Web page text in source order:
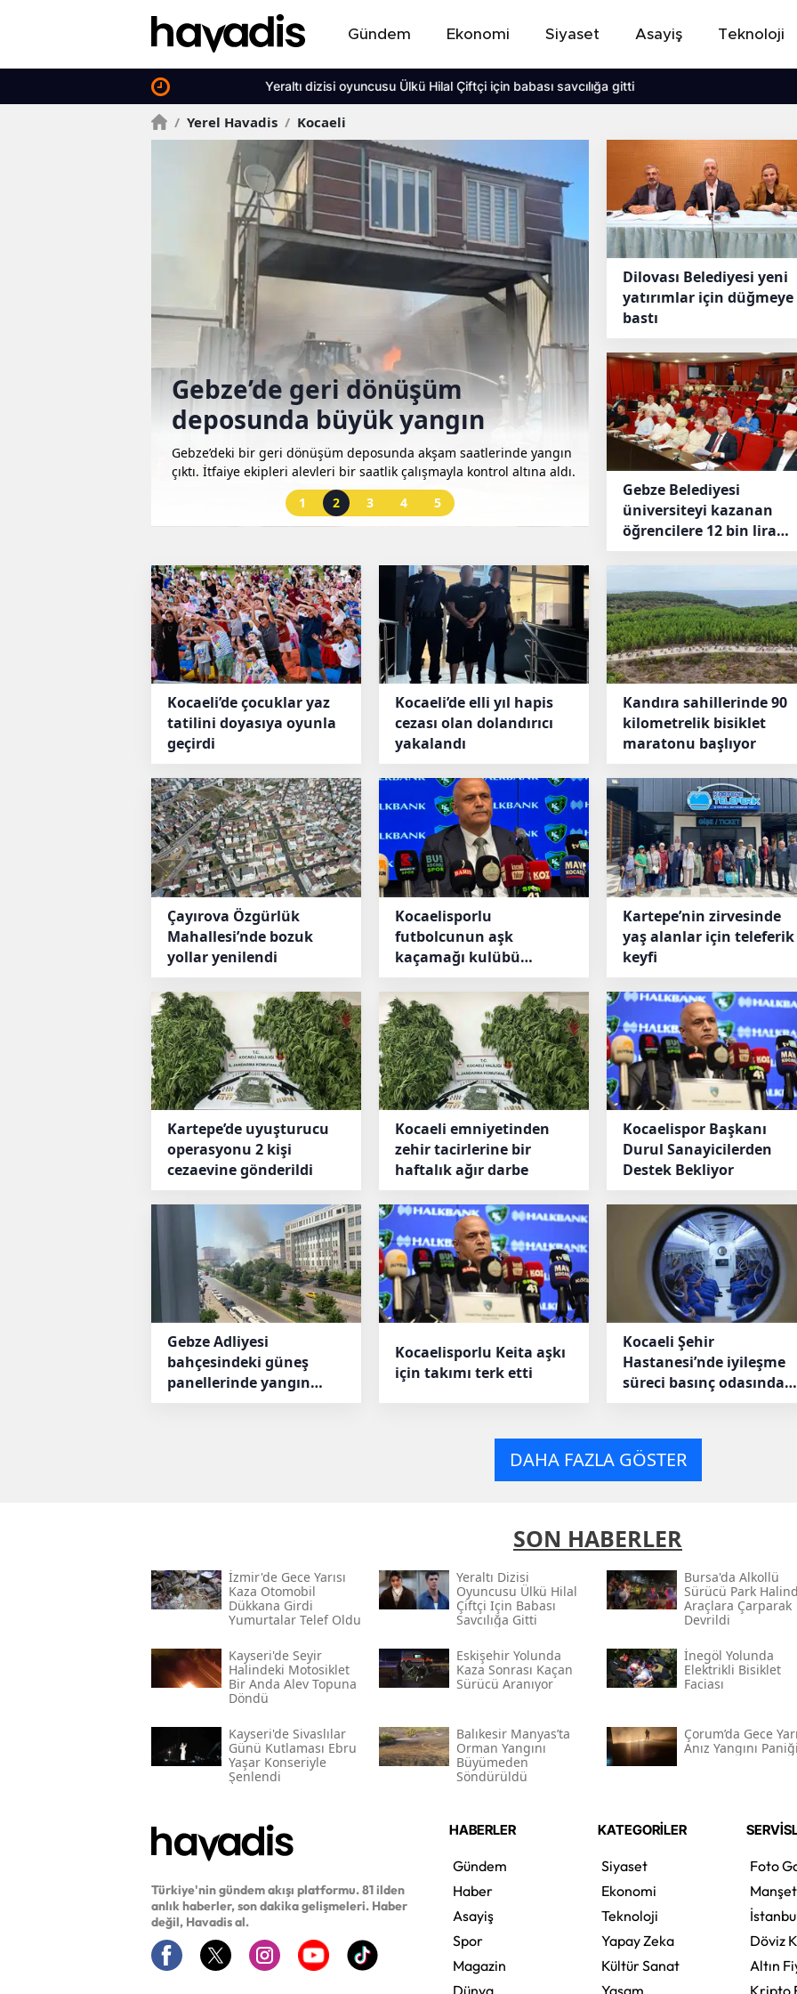
Gündem Ekonomi Siyaset Asayiş Teknoloji
Yeraltı dizisi oyuncusu Ülkü Hilal Çiftçi için babası savcılığa gitti
/ Yerel Havadis / Kocaeli
Gebze’de geri dönüşüm
deposunda büyük yangın
Gebze’deki bir geri dönüşüm deposunda akşam saatlerinde yangın
çıktı. İtfaiye ekipleri alevleri bir saatlik çalışmayla kontrol altına aldı.
Gebze’de geri
yandı trafik
Gebze’de geri dönüşüm
altında bıraktı. Ekipler
yaşandı.
1 2 3 4 5
Dilovası Belediyesi yeni
yatırımlar için düğmeye
bastı
Gebze Belediyesi
üniversiteyi kazanan
öğrencilere 12 bin lira
destek verecek
Kocaeli’de çocuklar yaz
tatilini doyasıya oyunla
geçirdi
Kocaeli’de elli yıl hapis
cezası olan dolandırıcı
yakalandı
Kandıra sahillerinde 90
kilometrelik bisiklet
maratonu başlıyor
Çayırova Özgürlük
Mahallesi’nde bozuk
yollar yenilendi
Kocaelisporlu
futbolcunun aşk
kaçamağı kulübü
karıştırdı
Kartepe’nin zirvesinde
yaş alanlar için teleferik
keyfi
Kartepe’de uyuşturucu
operasyonu 2 kişi
cezaevine gönderildi
Kocaeli emniyetinden
zehir tacirlerine bir
haftalık ağır darbe
Kocaelispor Başkanı
Durul Sanayicilerden
Destek Bekliyor
Gebze Adliyesi
bahçesindeki güneş
panellerinde yangın
paniği
Kocaelisporlu Keita aşkı
için takımı terk etti
Kocaeli Şehir
Hastanesi’nde iyileşme
süreci basınç odasında
hızlanıyor
DAHA FAZLA GÖSTER
SON HABERLER
İzmir'de Gece Yarısı
Kaza Otomobil
Dükkana Girdi
Yumurtalar Telef Oldu
Yeraltı Dizisi
Oyuncusu Ülkü Hilal
Çiftçi Için Babası
Savcılığa Gitti
Bursa'da Alkollü
Sürücü Park
Araçlara Çarparak
Devrildi
Kayseri'de Seyir
Halindeki Motosiklet
Bir Anda Alev Topuna
Döndü
Eskişehir Yolunda
Kaza Sonrası Kaçan
Sürücü Aranıyor
İnegöl Yolunda
Elektrikli Bisiklet
Faciası
Kayseri'de Sivaslılar
Günü Kutlaması Ebru
Yaşar Konseriyle
Şenlendi
Balıkesir Manyas’ta
Orman Yangını
Büyümeden
Söndürüldü
Çorum’da Gece
Anız Yangını Paniği
Türkiye'nin gündem akışı platformu. 81 ilden
anlık haberler, son dakika gelişmeleri. Haber
değil, Havadis al.
HABERLER
Gündem
Haber
Asayiş
Spor
Magazin
KATEGORİLER
Siyaset
Ekonomi
Teknoloji
Yapay Zeka
Kültür Sanat
Foto
Döviz
Altın